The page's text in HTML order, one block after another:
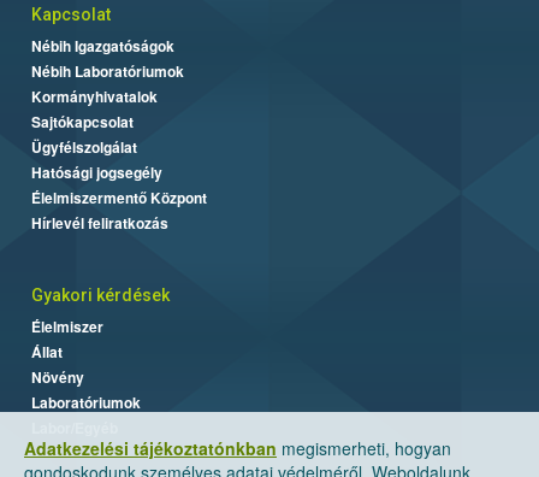
Adatkezelési tájékoztatónkban megismerheti, hogyan
gondoskodunk személyes adatai védelméről. Weboldalunk
Kapcsolat
Nébih Igazgatóságok
Nébih Laboratóriumok
Kormányhivatalok
Sajtókapcsolat
Ügyfélszolgálat
Hatósági jogsegély
Élelmiszermentő Központ
Hírlevél feliratkozás
Gyakori kérdések
Élelmiszer
Állat
Növény
Laboratóriumok